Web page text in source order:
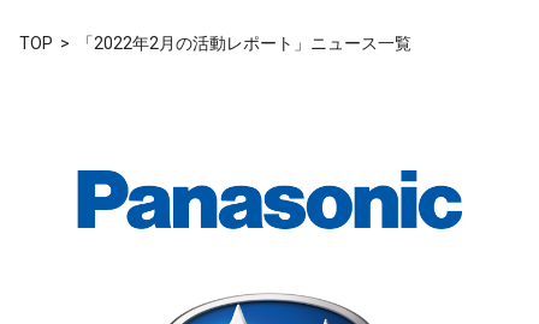
TOP 「2022年2月の活動レポート」ニュース一覧